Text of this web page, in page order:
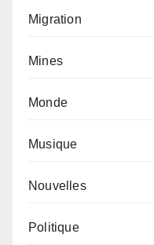
Migration
Mines
Monde
Musique
Nouvelles
Politique